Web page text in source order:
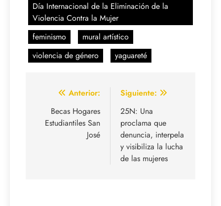
Día Internacional de la Eliminación de la
Violencia Contra la Mujer
feminismo
mural artístico
violencia de género
yaguareté
Navegación
entradas
Anterior:
Becas Hogares
Estudiantiles San
José
Siguiente:
25N: Una
proclama que
denuncia, interpela
y visibiliza la lucha
de las mujeres